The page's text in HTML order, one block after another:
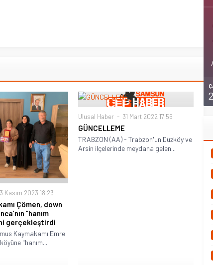
Kasım 2023 18:23
Çömen, down
“hanım
gerçekleştirdi
Kaymakamı Emre
"hanım...
Ulusal Haber 31 Mart 2022 17:56
GÜNCELLEME
TRABZON (AA) - Trabzon'un Düzköy ve
Arsin ilçelerinde meydana gelen...